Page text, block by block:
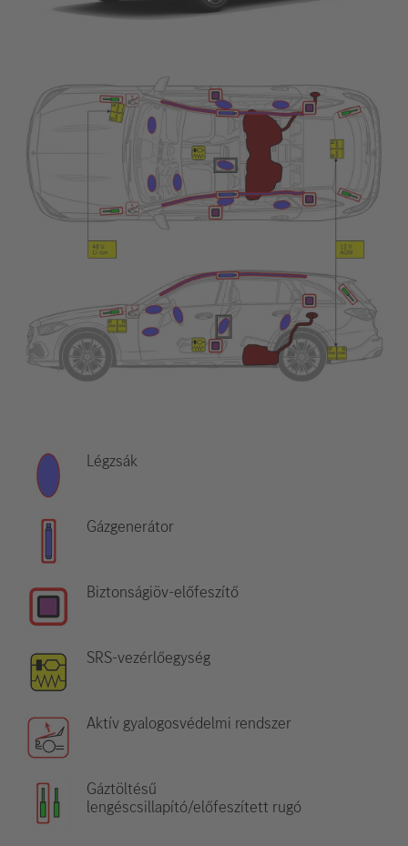
Légzsák
Gázgenerátor
Biztonságiöv-előfeszítő
SRS-vezérlőegység
Aktív gyalogosvédelmi rendszer
Gáztöltésű
lengéscsillapító/előfeszített rugó